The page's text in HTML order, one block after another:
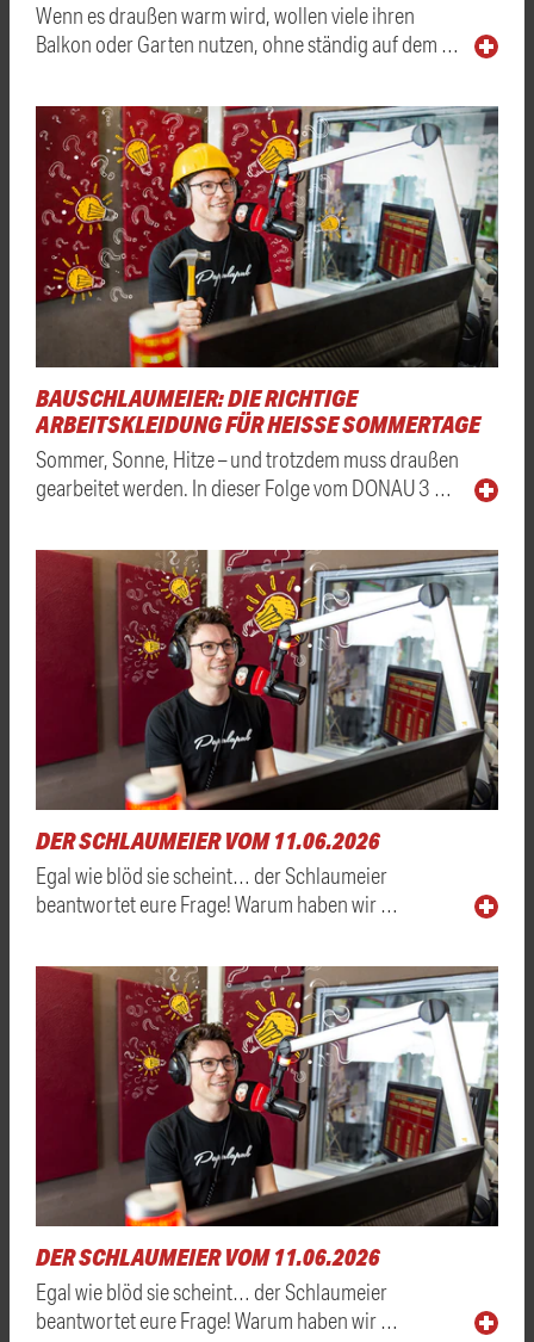
Wenn es draußen warm wird, wollen viele ihren
Balkon oder Garten nutzen, ohne ständig auf dem …
BAUSCHLAUMEIER: DIE RICHTIGE
ARBEITSKLEIDUNG FÜR HEISSE SOMMERTAGE
Sommer, Sonne, Hitze – und trotzdem muss draußen
gearbeitet werden. In dieser Folge vom DONAU 3 …
DER SCHLAUMEIER VOM 11.06.2026
Egal wie blöd sie scheint… der Schlaumeier
beantwortet eure Frage! Warum haben wir …
DER SCHLAUMEIER VOM 11.06.2026
Egal wie blöd sie scheint… der Schlaumeier
beantwortet eure Frage! Warum haben wir …